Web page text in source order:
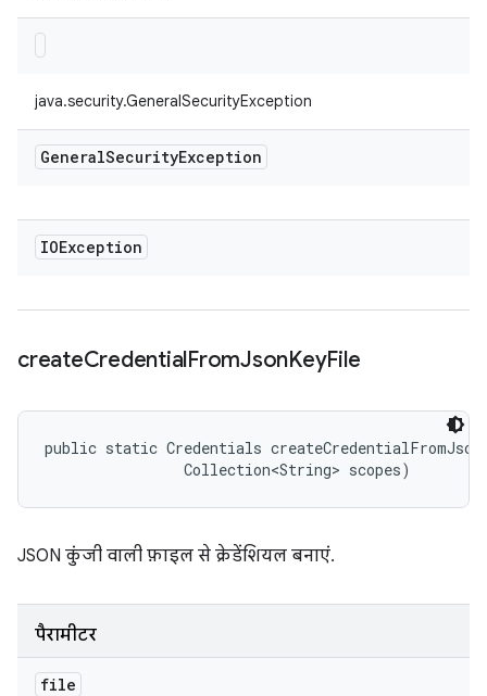
java.security.GeneralSecurityException
GeneralSecurityException
IOException
createCredentialFromJsonKeyFile
public static Credentials
                Collection<String> scopes)
JSON कुंजी वाली फ़ाइल से क्रेडेंशियल बनाएं.
पैरामीटर
file